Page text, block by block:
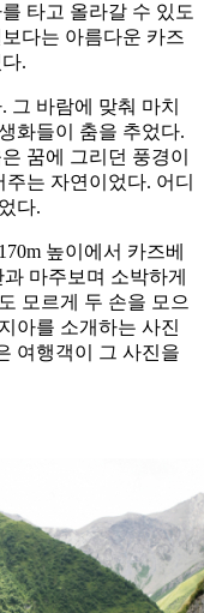
타고 올라갈 수 있도
다는 아름다운 카즈
.
그 바람에 맞춰 마치
화들이 춤을 추었다.
꿈에 그리던 풍경이
는 자연이었다. 어디
다.
높이에서 카즈베
마주보며 소박하게
모르게 두 손을 모으
아를 소개하는 사진
여행객이 그 사진을